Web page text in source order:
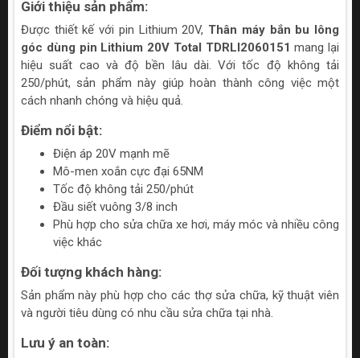
Giới thiệu sản phẩm:
Được thiết kế với pin Lithium 20V, Thân máy bắn bu lông
góc dùng pin Lithium 20V Total TDRLI2060151 mang lại
hiệu suất cao và độ bền lâu dài. Với tốc độ không tải
250/phút, sản phẩm này giúp hoàn thành công việc một
cách nhanh chóng và hiệu quả.
Điểm nổi bật:
Điện áp 20V mạnh mẽ
Mô-men xoắn cực đại 65NM
Tốc độ không tải 250/phút
Đầu siết vuông 3/8 inch
Phù hợp cho sửa chữa xe hơi, máy móc và nhiều công
việc khác
Đối tượng khách hàng:
Sản phẩm này phù hợp cho các thợ sửa chữa, kỹ thuật viên
và người tiêu dùng có nhu cầu sửa chữa tại nhà.
Lưu ý an toàn: